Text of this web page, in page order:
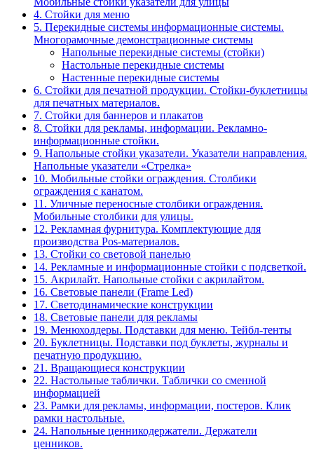
4. Стойки для меню
5. Перекидные системы информационные системы.
Многорамочные демонстрационные системы
Напольные перекидные системы (стойки)
Настольные перекидные системы
Настенные перекидные системы
6. Стойки для печатной продукции. Стойки-буклетницы
для печатных материалов.
7. Стойки для баннеров и плакатов
8. Стойки для рекламы, информации. Рекламно-
информационные стойки.
9. Напольные стойки указатели. Указатели направления.
Напольные указатели «Стрелка»
10. Мобильные стойки ограждения. Столбики
ограждения с канатом.
11. Уличные переносные столбики ограждения.
Мобильные столбики для улицы.
12. Рекламная фурнитура. Комплектующие для
производства Pos-материалов.
13. Стойки со световой панелью
14. Рекламные и информационные стойки с подсветкой.
15. Акрилайт. Напольные стойки с акрилайтом.
16. Световые панели (Frame Led)
17. Светодинамические конструкции
18. Световые панели для рекламы
19. Менюхолдеры. Подставки для меню. Тейбл-тенты
20. Буклетницы. Подставки под буклеты, журналы и
печатную продукцию.
21. Вращающиеся конструкции
22. Настольные таблички. Таблички со сменной
информацией
23. Рамки для рекламы, информации, постеров. Клик
рамки настольные.
24. Напольные ценникодержатели. Держатели
ценников.